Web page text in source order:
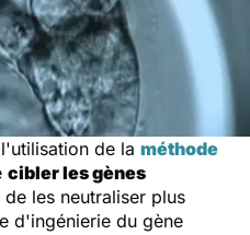
de la méthode
cibler les gènes
de les neutraliser plus
d'ingénierie du gène